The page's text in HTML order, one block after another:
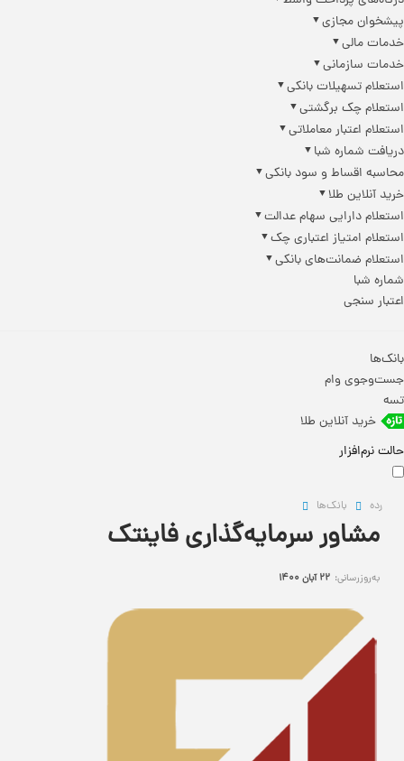
پیشخوان مجازی
خدمات مالی
خدمات سازمانی
استعلام تسهیلات بانکی
استعلام چک برگشتی
استعلام اعتبار معاملاتی
دریافت شماره شبا
محاسبه اقساط و سود بانکی
خرید آنلاین طلا
استعلام دارایی سهام عدالت
استعلام امتیاز اعتباری چک
استعلام ضمانت‌های بانکی
شماره شبا
اعتبار سنجی
بانک‌ها
جست‌وجوی وام
تسه
خرید آنلاین طلا
حالت نرم‌افزار
رده بانک‌ها
مشاور سرمایه‌گذاری فاینتک
به‌روزرسانی: 22 آبان 1400